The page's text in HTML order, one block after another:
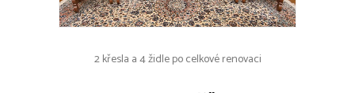
MODERNÍ UMĚNÍ A DESIGN
2 křesla a 4 židle po celkové renovaci